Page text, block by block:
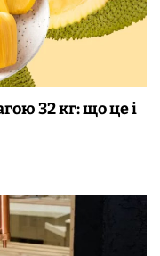
32 кг: що це і